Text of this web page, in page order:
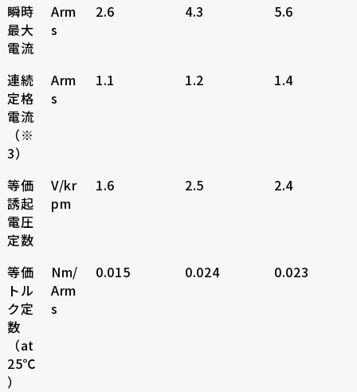
瞬時
最大
電流
Arm
s
2.6 4.3 5.6
連続
定格
電流
（※
3）
Arm
s
1.1 1.2 1.4
等価
誘起
電圧
定数
V/kr
pm
1.6 2.5 2.4
等価
トル
ク定
数
（at
25℃
）
Nm/
Arm
s
0.015 0.024 0.023